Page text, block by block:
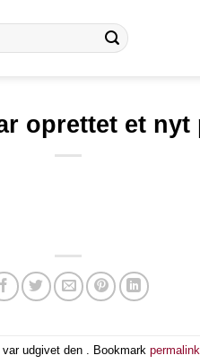
oprettet et
udgivet den . Bookmark permalink